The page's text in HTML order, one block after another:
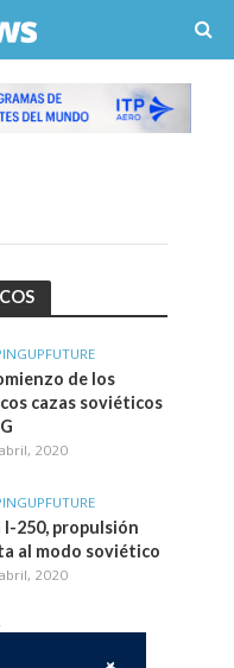
de los
cazas soviéticos
2020
I-250, propulsión
al modo soviético
2020